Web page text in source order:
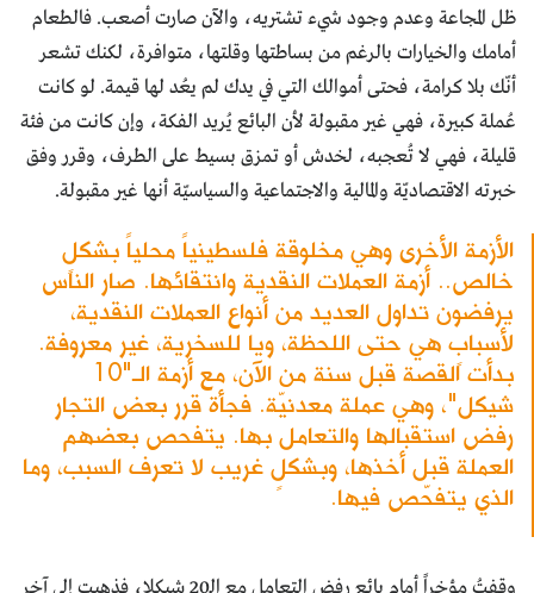
ظل المجاعة وعدم وجود شيء تشتريه، والآن صارت أصعب. فالطعام
أمامك والخيارات بالرغم من بساطتها وقلتها، متوافرة، لكنك تشعر
أنّك بلا كرامة، فحتى أموالك التي في يدك لم يعُد لها قيمة. لو كانت
عُملة كبيرة، فهي غير مقبولة لأن البائع يُريد الفكة، وإن كانت من فئة
قليلة، فهي لا تُعجبه، لخدش أو تمزق بسيط على الطرف، وقرر وفق
خبرته الاقتصاديّة والمالية والاجتماعية والسياسيّة أنها غير مقبولة.
الأزمة الأخرى وهي مخلوقة فلسطينياً محلياً بشكلٍ
خالص.. أزمة العملات النقدية وانتقائها. صار الناس
يرفضون تداول العديد من أنواع العملات النقدية،
لأسبابٍ هي حتى اللحظة، ويا للسخرية، غير معروفة.
بدأت القصة قبل سنة من الآن، مع أزمة الـ"10
شيكل"، وهي عملة معدنيّة. فجأة قرر بعض التجار
رفض استقبالها والتعامل بها. يتفحص بعضهم
العملة قبل أخذها، وبشكلٍ غريب لا تعرف السبب، وما
الذي يتفحّص فيها.
وقفتُ مؤخراً أمام بائع رفض التعامل مع الـ20 شيكلا، فذهبت إلى آخر